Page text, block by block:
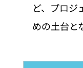
ど、プロジ
めの土台と